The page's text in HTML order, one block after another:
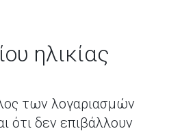
ηλικίας
των λογαριασμών
ότι δεν επιβάλλουν